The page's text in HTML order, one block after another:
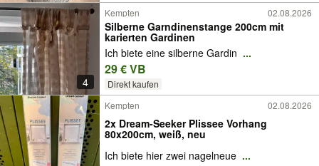
4
Kempten 02.08.2026
Silberne Garndinenstange 200cm mit
karierten Gardinen
Ich biete eine silberne Gardin ...
29 € VB
Direkt kaufen
Kempten 02.08.2026
2x Dream-Seeker Plissee Vorhang
80x200cm, weiß, neu
Ich biete hier zwei nagelneue ...